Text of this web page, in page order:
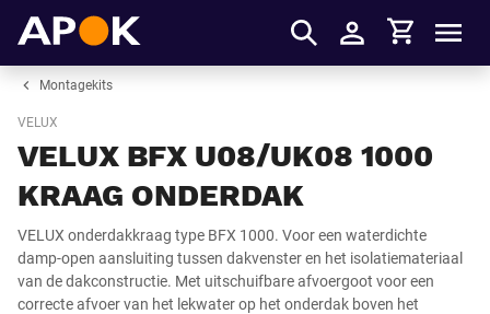
Inloggen
Winkelmandje
Montagekits
VELUX
VELUX BFX U08/UK08 1000
KRAAG ONDERDAK
VELUX onderdakkraag type BFX 1000. Voor een waterdichte
damp-open aansluiting tussen dakvenster en het isolatiemateriaal
van de dakconstructie. Met uitschuifbare afvoergoot voor een
correcte afvoer van het lekwater op het onderdak boven het